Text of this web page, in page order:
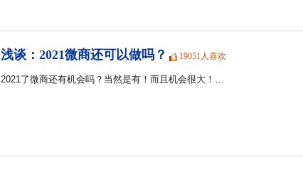
浅谈：2021微商还可以做吗？ 19051人喜欢
2021了微商还有机会吗？当然是有！而且机会很大！…